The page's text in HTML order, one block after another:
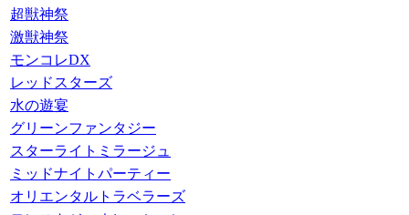
超獣神祭
激獣神祭
モンコレDX
レッドスターズ
水の遊宴
グリーンファンタジー
スターライトミラージュ
ミッドナイトパーティー
オリエンタルトラベラーズ